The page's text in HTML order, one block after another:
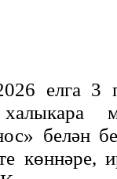
елга 3
белән
көннәре,